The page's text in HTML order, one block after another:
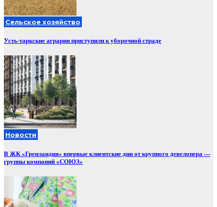
Сельское хозяйство
Усть-таркские аграрии приступили к уборочной страде
Новости
В ЖК «Гренландия» впервые клиентские дни от крупного девелопера —
группы компаний «СОЮЗ»